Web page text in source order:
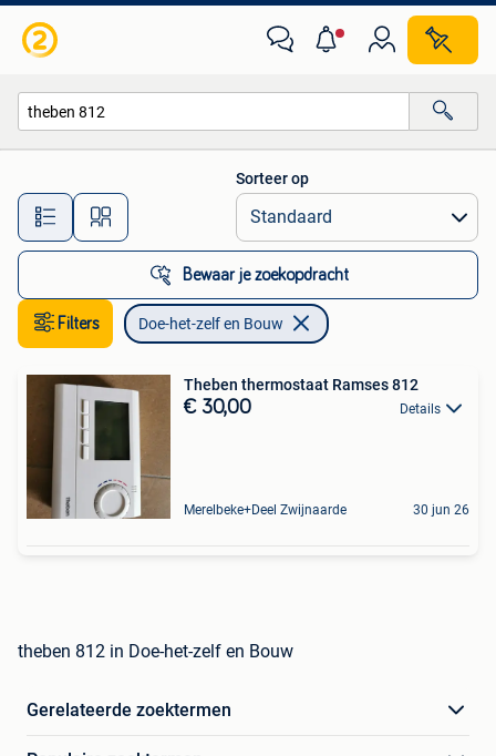
Alle afstanden…
Sorteer op
Bewaar je zoekopdracht
Filters Doe-het-zelf en Bouw
Theben thermostaat Ramses 812
€ 30,00 Details
Merelbeke+Deel Zwijnaarde 30 jun 26
theben 812 in Doe-het-zelf en Bouw
Gerelateerde zoektermen